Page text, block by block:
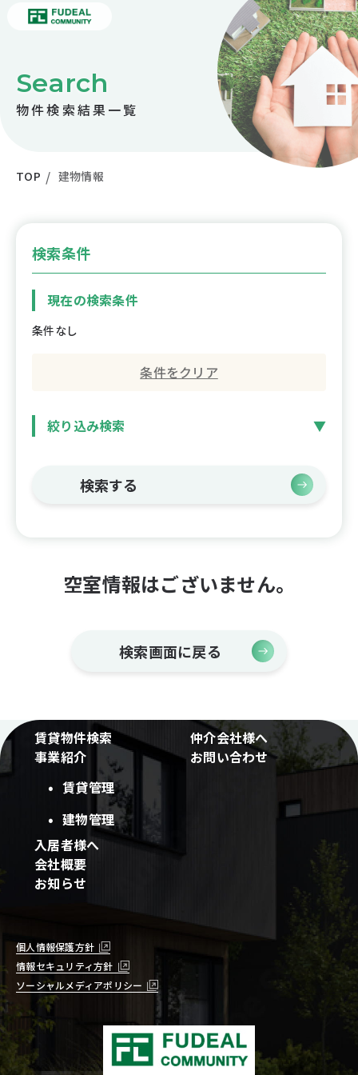
物件検索結果一覧
Search
TOP 建物情報
検索条件
現在の検索条件
条件なし
条件をクリア
絞り込み検索
検索する
空室情報はございません。
検索画面に戻る
賃貸物件検索
事業紹介
賃貸管理
建物管理
入居者様へ
会社概要
お知らせ
仲介会社様へ
お問い合わせ
個人情報保護方針
ソーシャルメディアポリシー
情報セキュリティ方針